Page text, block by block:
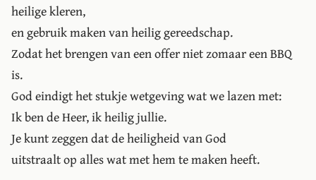
heilige kleren,
en gebruik maken van heilig gereedschap.
Zodat het brengen van een offer niet zomaar een BBQ
is.
God eindigt het stukje wetgeving wat we lazen met:
Ik ben de Heer, ik heilig jullie.
Je kunt zeggen dat de heiligheid van God
uitstraalt op alles wat met hem te maken heeft.